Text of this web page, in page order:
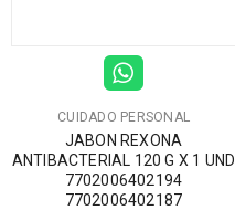
CUIDADO PERSONAL
JABON REXONA
ANTIBACTERIAL 120 G X 1 UND
7702006402194
7702006402187